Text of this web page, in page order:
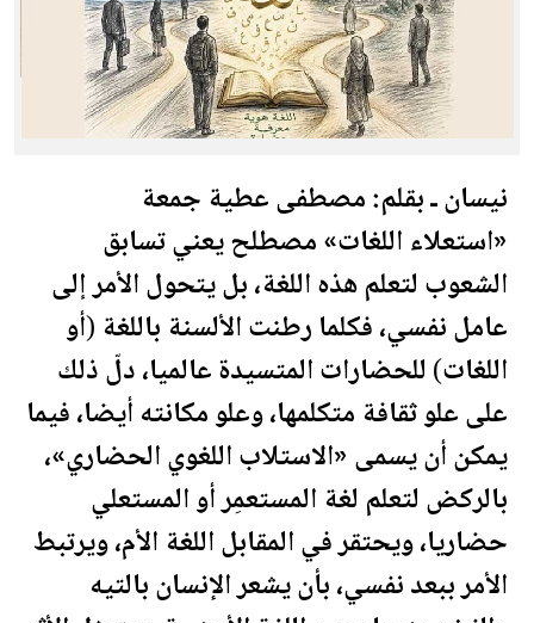
نيسان ـ بقلم: مصطفى عطية جمعة
«استعلاء اللغات» مصطلح يعني تسابق
الشعوب لتعلم هذه اللغة، بل يتحول الأمر إلى
عامل نفسي، فكلما رطنت الألسنة باللغة (أو
اللغات) للحضارات المتسيدة عالميا، دلّ ذلك
على علو ثقافة متكلمها، وعلو مكانته أيضا، فيما
يمكن أن يسمى «الاستلاب اللغوي الحضاري»،
بالركض لتعلم لغة المستعمِر أو المستعلي
حضاريا، ويحتقر في المقابل اللغة الأم، ويرتبط
الأمر ببعد نفسي، بأن يشعر الإنسان بالتيه